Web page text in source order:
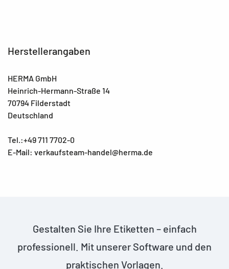
Herstellerangaben
HERMA GmbH
Heinrich-Hermann-Straße 14
70794 Filderstadt
Deutschland
Tel.:+49 711 7702-0
E-Mail: verkaufsteam-handel@herma.de
Gestalten Sie Ihre Etiketten – einfach
professionell. Mit unserer Software und den
praktischen Vorlagen.